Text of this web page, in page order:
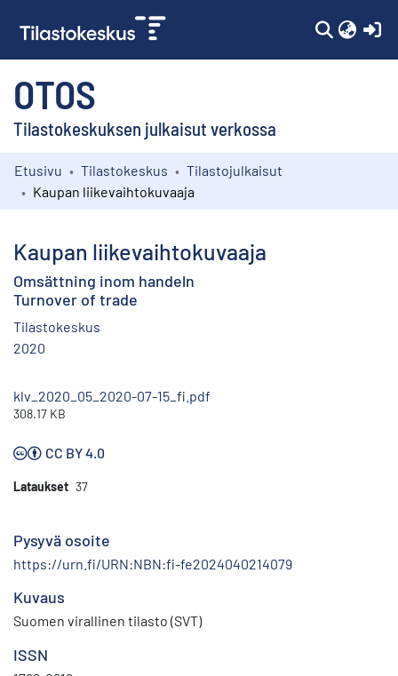
OTOS
Tilastokeskuksen julkaisut verkossa
Kokoelmat
Etusivu Tilastokeskus
Tilastojulkaisut
Kaupan liikevaihtokuvaaja
Kaupan liikevaihtokuvaaja
Omsättning inom handeln
Turnover of trade
Tilastokeskus
2020
klv_2020_05_2020-07-15_fi.pdf
308.17 KB
CC BY 4.0
Lataukset 37
Pysyvä osoite
https://urn.fi/URN:NBN:fi-fe2024040214079
Kuvaus
Suomen virallinen tilasto (SVT)
ISSN